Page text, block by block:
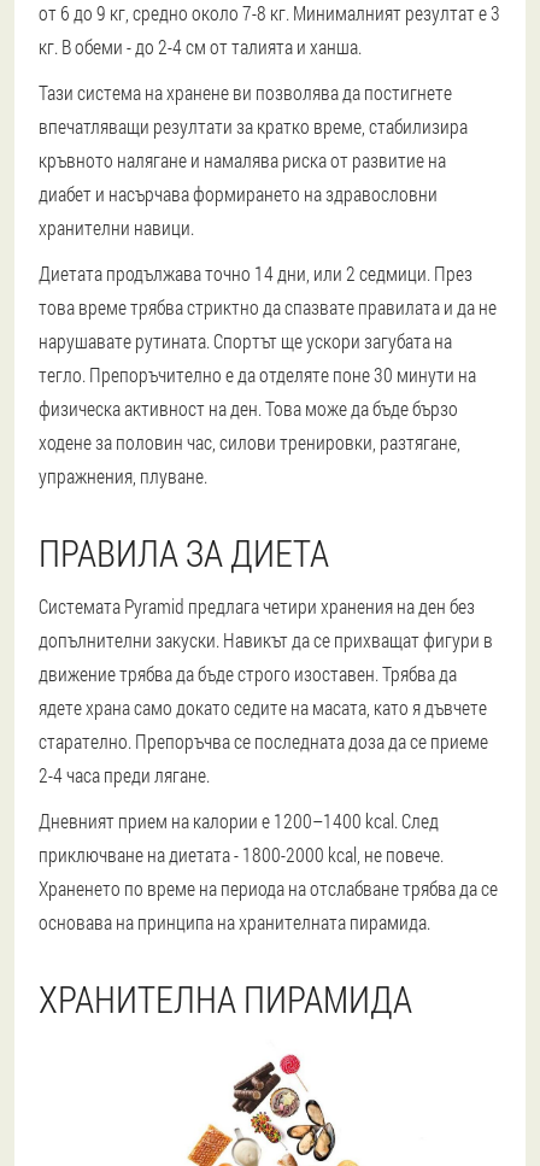
от 6 до 9 кг, средно около 7-8 кг. Минималният резултат е 3
кг. В обеми - до 2-4 см от талията и ханша.
Тази система на хранене ви позволява да постигнете
впечатляващи резултати за кратко време, стабилизира
кръвното налягане и намалява риска от развитие на
диабет и насърчава формирането на здравословни
хранителни навици.
Диетата продължава точно 14 дни, или 2 седмици. През
това време трябва стриктно да спазвате правилата и да не
нарушавате рутината. Спортът ще ускори загубата на
тегло. Препоръчително е да отделяте поне 30 минути на
физическа активност на ден. Това може да бъде бързо
ходене за половин час, силови тренировки, разтягане,
упражнения, плуване.
ПРАВИЛА ЗА ДИЕТА
Системата Pyramid предлага четири хранения на ден без
допълнителни закуски. Навикът да се прихващат фигури в
движение трябва да бъде строго изоставен. Трябва да
ядете храна само докато седите на масата, като я дъвчете
старателно. Препоръчва се последната доза да се приеме
2-4 часа преди лягане.
Дневният прием на калории е 1200–1400 kcal. След
приключване на диетата - 1800-2000 kcal, не повече.
Храненето по време на периода на отслабване трябва да се
основава на принципа на хранителната пирамида.
ХРАНИТЕЛНА ПИРАМИДА